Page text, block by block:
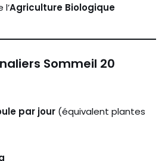
l’Agriculture Biologique
Sommeil 20
par jour (équivalent plantes